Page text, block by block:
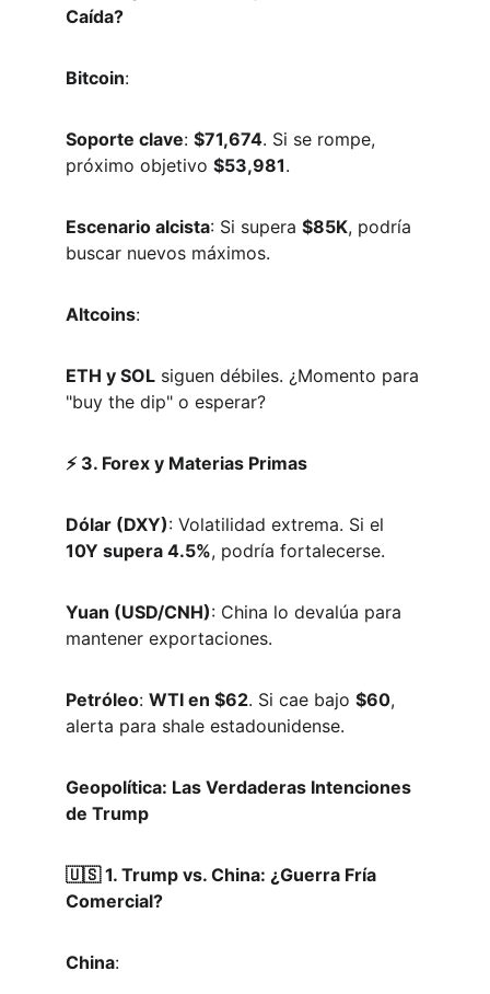
Caída?
Bitcoin:
Soporte clave: $71,674. Si se rompe,
próximo objetivo $53,981.
Escenario alcista: Si supera $85K, podría
buscar nuevos máximos.
Altcoins:
ETH y SOL siguen débiles. ¿Momento para
"buy the dip" o esperar?
⚡ 3. Forex y Materias Primas
Dólar (DXY): Volatilidad extrema. Si el
10Y supera 4.5%, podría fortalecerse.
Yuan (USD/CNH): China lo devalúa para
mantener exportaciones.
Petróleo: WTI en $62. Si cae bajo $60,
alerta para shale estadounidense.
Geopolítica: Las Verdaderas Intenciones
de Trump
🇺🇸 1. Trump vs. China: ¿Guerra Fría
Comercial?
China: